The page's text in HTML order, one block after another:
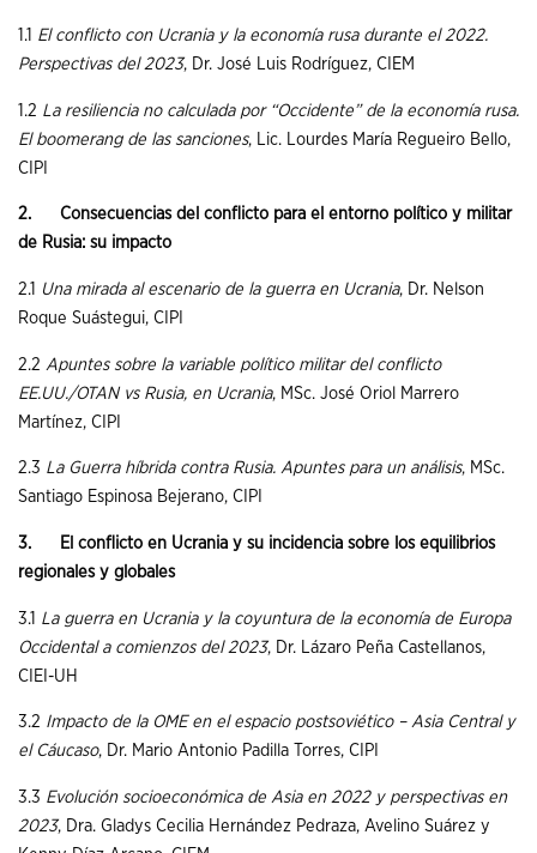
1.1 El conflicto con Ucrania y la economía rusa durante el 2022.
Perspectivas del 2023, Dr. José Luis Rodríguez, CIEM
1.2 La resiliencia no calculada por “Occidente” de la economía rusa.
El boomerang de las sanciones, Lic. Lourdes María Regueiro Bello,
CIPI
2.
Consecuencias del conflicto para el entorno político y militar
de Rusia: su impacto
2.1 Una mirada al escenario de la guerra en Ucrania, Dr. Nelson
Roque Suástegui, CIPI
2.2 Apuntes sobre la variable político militar del conflicto
EE.UU./OTAN vs Rusia, en Ucrania, MSc. José Oriol Marrero
Martínez, CIPI
2.3 La Guerra híbrida contra Rusia. Apuntes para un análisis, MSc.
Santiago Espinosa Bejerano, CIPI
3. El conflicto en Ucrania y su incidencia sobre los equilibrios
regionales y globales
3.1 La guerra en Ucrania y la coyuntura de la economía de Europa
Occidental a comienzos del 2023, Dr. Lázaro Peña Castellanos,
CIEI-UH
3.2 Impacto de la OME en el espacio postsoviético – Asia Central y
el Cáucaso, Dr. Mario Antonio Padilla Torres, CIPI
3.3 Evolución socioeconómica de Asia en 2022 y perspectivas en
2023, Dra. Gladys Cecilia Hernández Pedraza, Avelino Suárez y